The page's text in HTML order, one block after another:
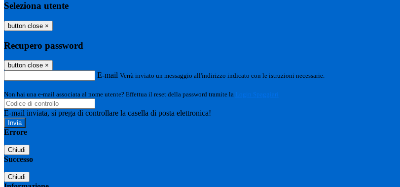
Seleziona utente
button close ×
Recupero password
button close ×
E-mail Verrà inviato un messaggio all'indirizzo indicato con le istruzioni necessarie.
Non hai una e-mail associata al nome utente? Effettua il reset della password tramite la Login Spaggiari
E-mail inviata, si prega di controllare la casella di posta elettronica!
Errore
Chiudi
Successo
Chiudi